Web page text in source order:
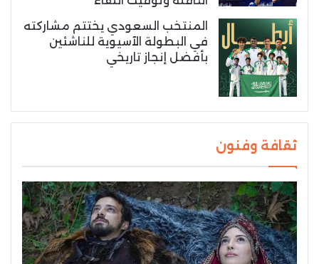
المنتخب السعودي يختتم مشاركته
في البطولة الآسيوية للناشئين
بأفضل إنجاز تاريخي
ثقافة وفنون